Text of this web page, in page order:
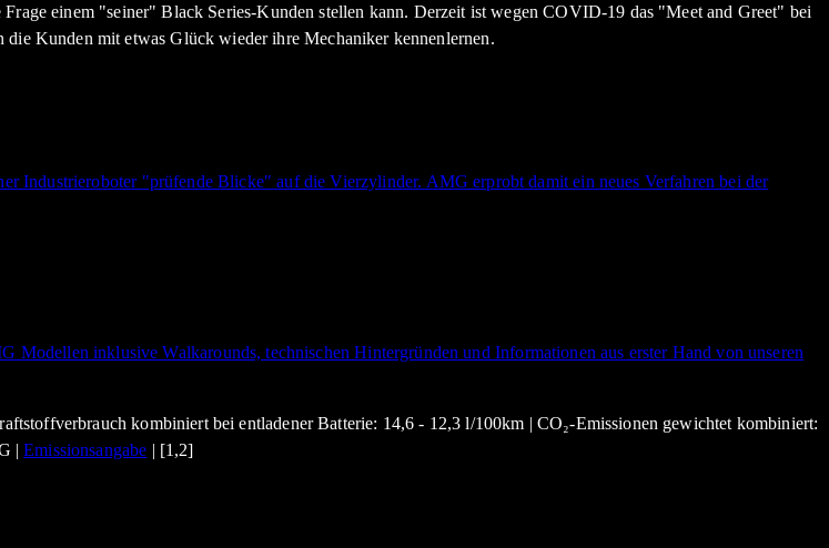
einem "seiner" Black Series-Kunden stellen kann. Derzeit ist wegen COVID-19 das "Meet and Greet" bei
Kunden mit etwas Glück wieder ihre Mechaniker kennenlernen.
Industrieroboter "prüfende Blicke" auf die Vierzylinder. AMG erprobt damit ein neues Verfahren bei der
Modellen inklusive Walkarounds, technischen Hintergründen und Informationen aus erster Hand von unseren
kombiniert bei entladener Batterie: 14,6 - 12,3 l/100km | CO₂-Emissionen gewichtet kombiniert:
|Emissionsangabe | [1,2]